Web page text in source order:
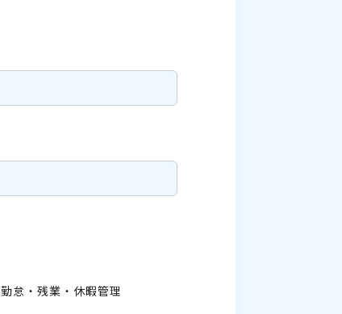
勤怠・残業・休暇管理